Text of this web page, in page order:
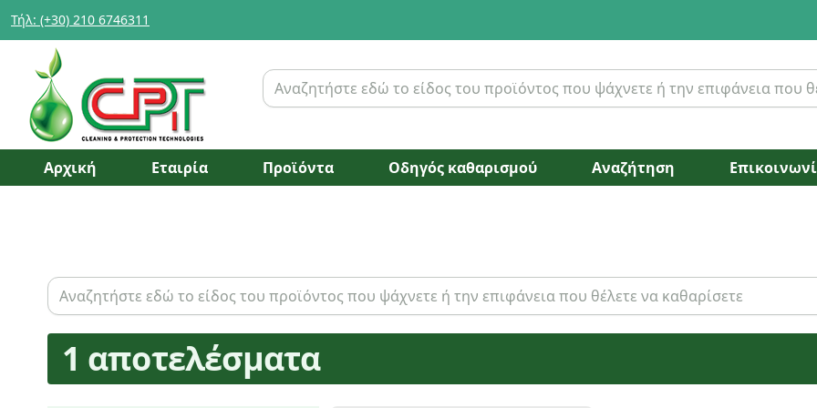
Τήλ: (+30) 210 6746311
Αρχική Εταιρία Προϊόντα Οδηγός καθαρισμού Αναζήτηση
1 αποτελέσματα